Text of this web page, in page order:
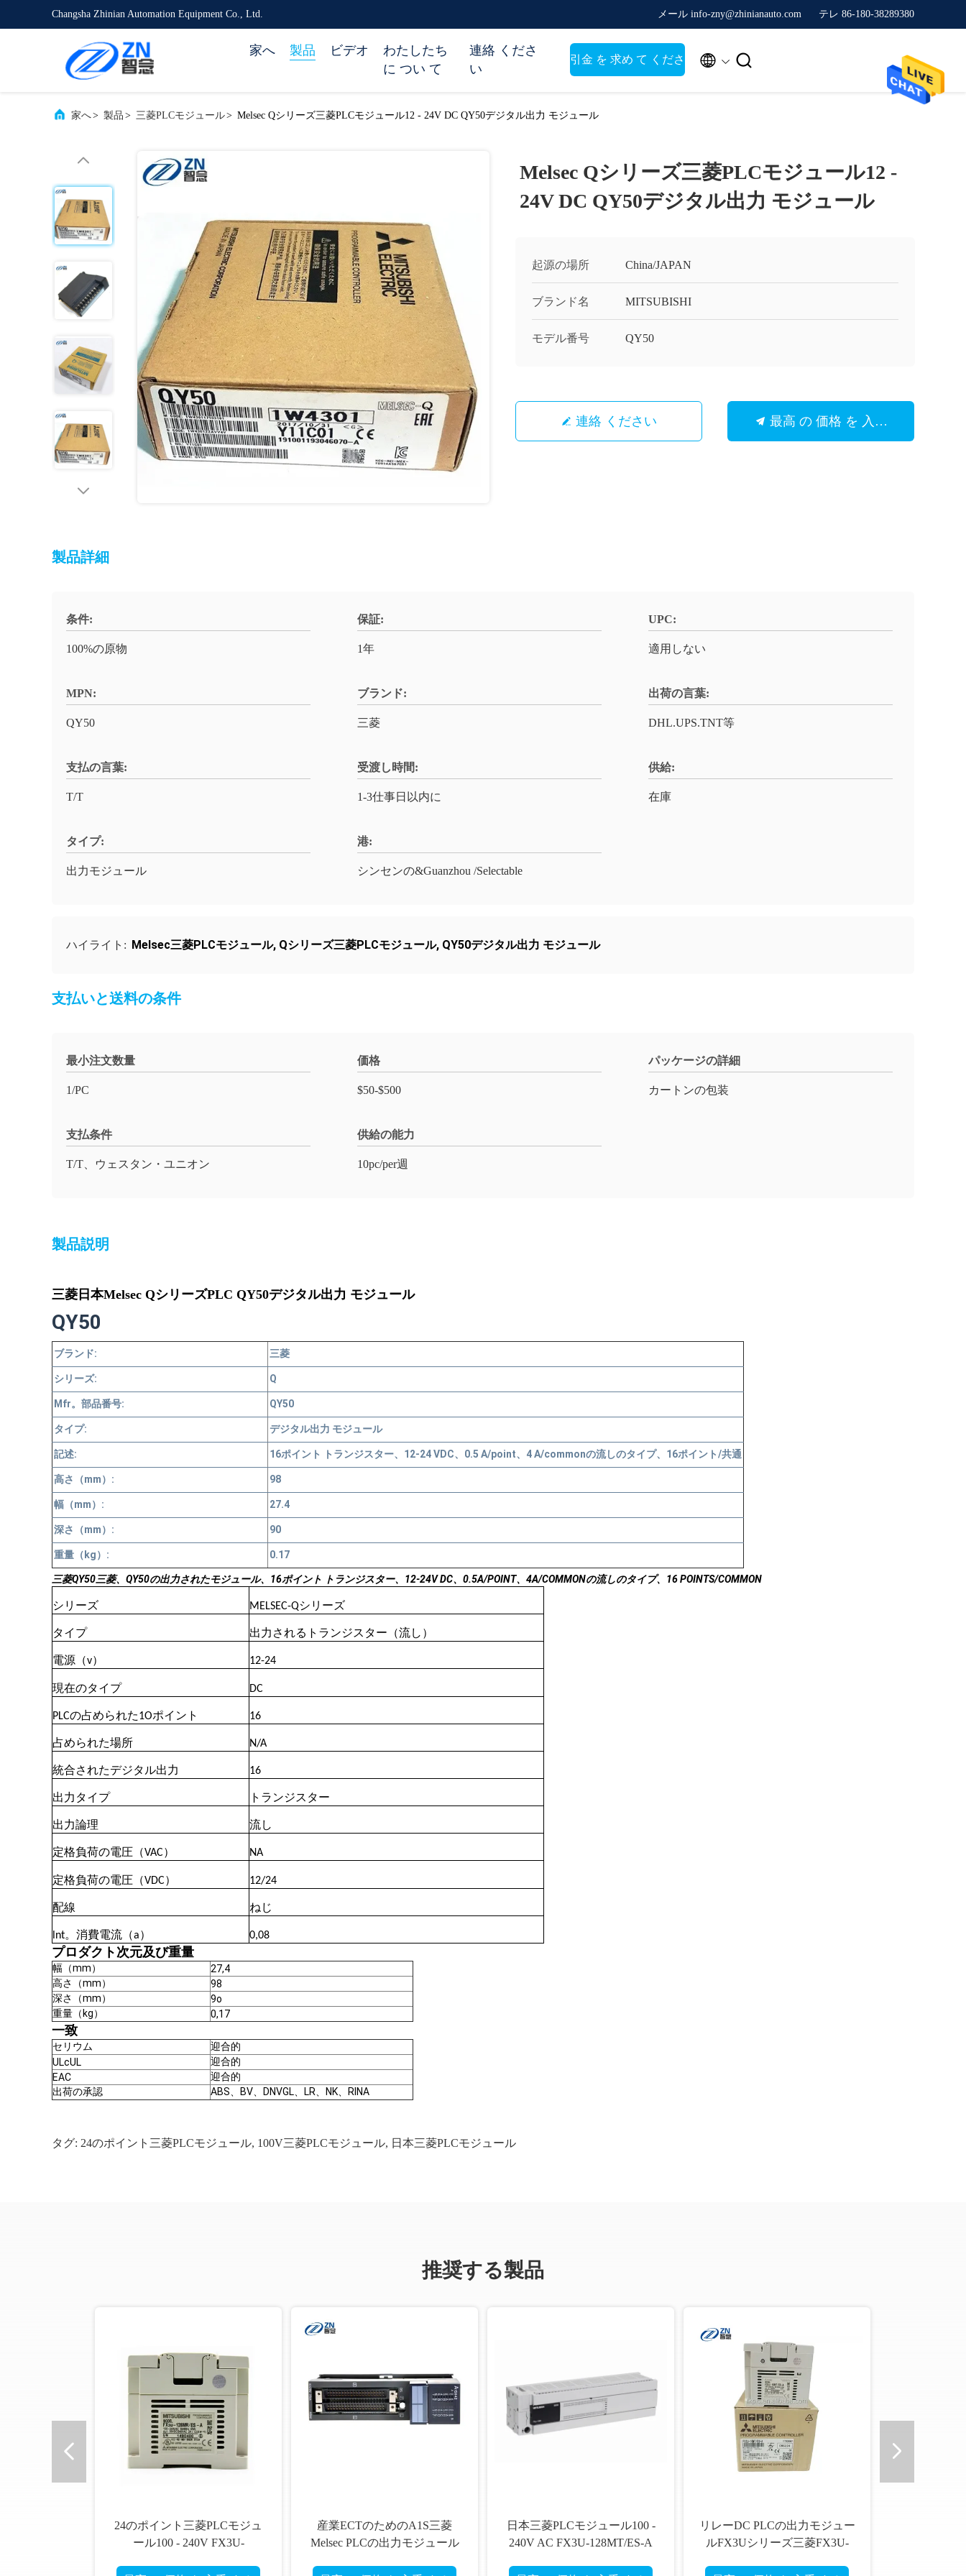
Changsha Zhinian Automation Equipment Co., Ltd. メール info-zny@zhinianauto.com テレ 86-180-38289380
家へ 製品 ビデオ
わたしたち
に つい て
連絡 くださ
い
引金 を 求め て くださ  
家へ> 製品 > 三菱PLCモジュール> Melsec Qシリーズ三菱PLCモジュール12 - 24V DC QY50デジタル出力 モジュール
Melsec Qシリーズ三菱PLCモジュール12 -
24V DC QY50デジタル出力 モジュール
起源の場所 China/JAPAN
ブランド名 MITSUBISHI
モデル番号 QY50
連絡 ください 最高 の 価格 を 入手 する
製品詳細
条件:
100%の原物
保証:
1年
UPC:
適用しない
MPN:
QY50
ブランド:
三菱
出荷の言葉:
DHL.UPS.TNT等
支払の言葉:
T/T
受渡し時間:
1-3仕事日以内に
供給:
在庫
タイプ:
出力モジュール
港:
シンセンの&Guanzhou /Selectable
ハイライト: Melsec三菱PLCモジュール, Qシリーズ三菱PLCモジュール, QY50デジタル出力 モジュール
支払いと送料の条件
最小注文数量
1/PC
価格
$50-$500
パッケージの詳細
カートンの包装
支払条件
T/T、ウェスタン・ユニオン
供給の能力
10pc/per週
製品説明
三菱日本Melsec QシリーズPLC QY50デジタル出力 モジュール
QY50
ブランド: 三菱
シリーズ: Q
Mfr。部品番号: QY50
タイプ: デジタル出力 モジュール
記述: 16ポイント トランジスター、12-24 VDC、0.5 A/point、4 A/commonの流しのタイプ、16ポイント/共通
高さ（mm）: 98
幅（mm）: 27.4
深さ（mm）: 90
重量（kg）: 0.17
三菱QY50三菱、QY50の出力されたモジュール、16ポイント トランジスター、12-24V DC、0.5A/POINT、4A/COMMONの流しのタイプ、16 POINTS/COMMON
シリーズ MELSEC-Qシリーズ
タイプ 出力されるトランジスター（流し）
電源（v） 12-24
現在のタイプ DC
PLCの占められた1Oポイント 16
占められた場所 N/A
統合されたデジタル出力 16
出力タイプ トランジスター
出力論理 流し
定格負荷の電圧（VAC） NA
定格負荷の電圧（VDC） 12/24
配線 ねじ
lnt。消費電流（a） 0,08
プロダクト次元及び重量
幅（mm）
27,4
高さ（mm）
98
深さ（mm）
9o
重量（kg）
0,17
一致
セリウム
迎合的
ULcUL
迎合的
EAC
迎合的
出荷の承認
ABS、BV、DNVGL、LR、NK、RINA
タグ: 24のポイント三菱PLCモジュール, 100V三菱PLCモジュール, 日本三菱PLCモジュール
推奨する製品
24のポイント三菱PLCモジュ
ール100 - 240V FX3U-
産業ECTのためのA1S三菱
Melsec PLCの出力モジュール
日本三菱PLCモジュール100 -
240V AC FX3U-128MT/ES-A
リレーDC PLCの出力モジュー
ルFX3Uシリーズ三菱FX3U-